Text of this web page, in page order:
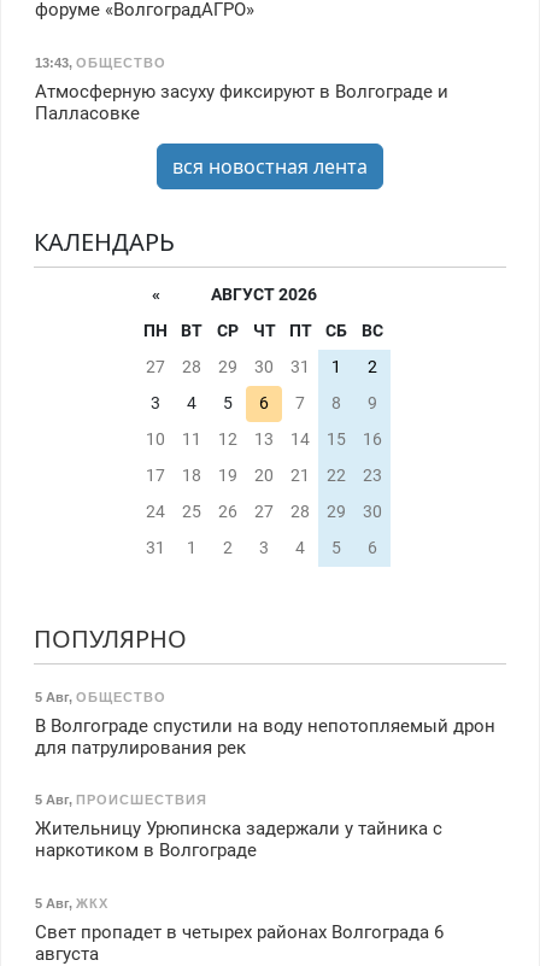
форуме «ВолгоградАГРО»
13:43, ОБЩЕСТВО
Атмосферную засуху фиксируют в Волгограде и
Палласовке
вся новостная лента
КАЛЕНДАРЬ
«
АВГУСТ 2026
ПН
ВТ СР ЧТ ПТ СБ
ВС
27
28 29 30 31 1
2
3
4 5 6 7 8
9
10
11 12 13 14 15
16
17
18 19 20 21 22
23
24
25 26 27 28 29
30
31
1 2 3 4 5 6
ПОПУЛЯРНО
5 Авг, ОБЩЕСТВО
В Волгограде спустили на воду непотопляемый дрон
для патрулирования рек
5 Авг, ПРОИСШЕСТВИЯ
Жительницу Урюпинска задержали у тайника с
наркотиком в Волгограде
5 Авг, ЖКХ
Свет пропадет в четырех районах Волгограда 6
августа